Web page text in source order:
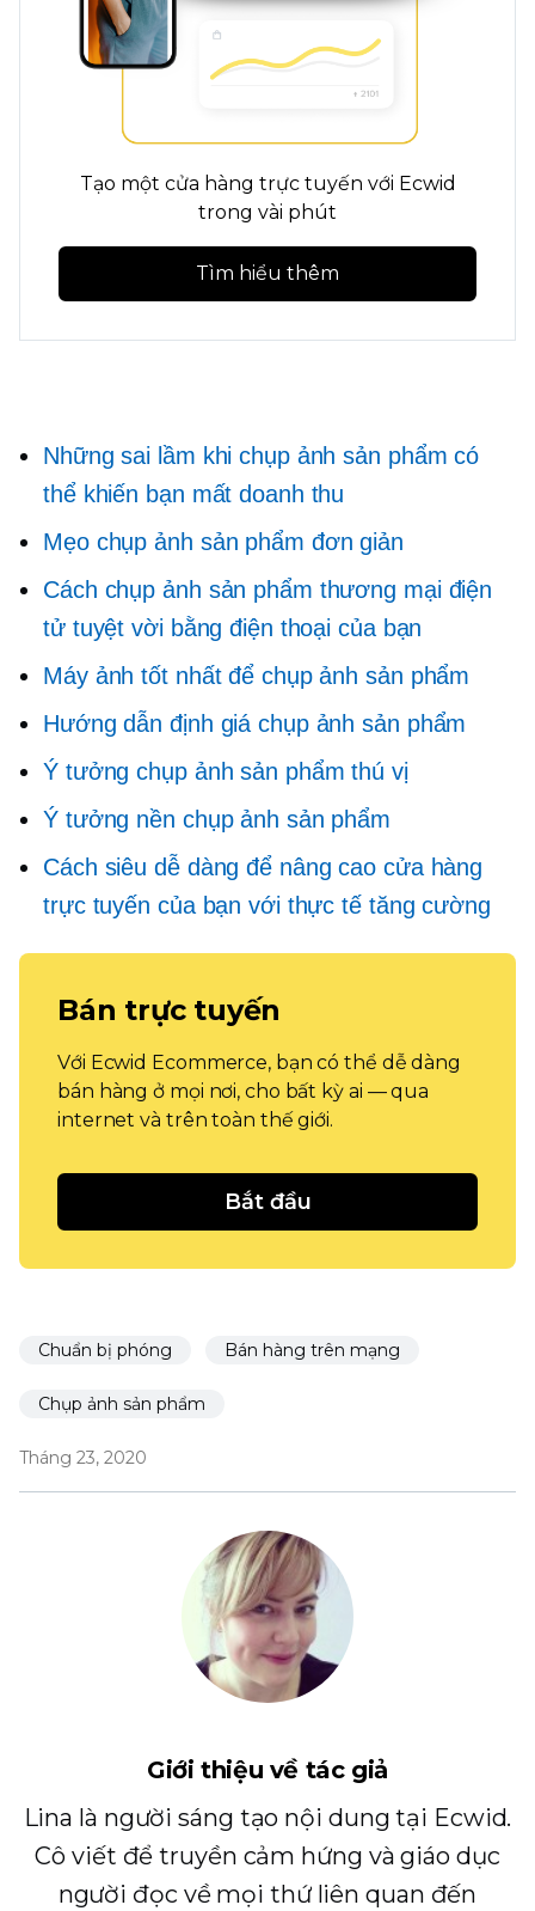
Tạo một cửa hàng trực tuyến với Ecwid
trong vài phút
Tìm hiểu thêm
Những sai lầm khi chụp ảnh sản phẩm có
thể khiến bạn mất doanh thu
Mẹo chụp ảnh sản phẩm đơn giản
Cách chụp ảnh sản phẩm thương mại điện
tử tuyệt vời bằng điện thoại của bạn
Máy ảnh tốt nhất để chụp ảnh sản phẩm
Hướng dẫn định giá chụp ảnh sản phẩm
Ý tưởng chụp ảnh sản phẩm thú vị
Ý tưởng nền chụp ảnh sản phẩm
Cách siêu dễ dàng để nâng cao cửa hàng
trực tuyến của bạn với thực tế tăng cường
Bán trực tuyến
Với Ecwid Ecommerce, bạn có thể dễ dàng
bán hàng ở mọi nơi, cho bất kỳ ai — qua
internet và trên toàn thế giới.
Bắt đầu
Chuẩn bị phóng Bán hàng trên mạng
Chụp ảnh sản phẩm
Tháng 23, 2020
Giới thiệu về tác giả
Lina là người sáng tạo nội dung tại Ecwid.
Cô viết để truyền cảm hứng và giáo dục
người đọc về mọi thứ liên quan đến